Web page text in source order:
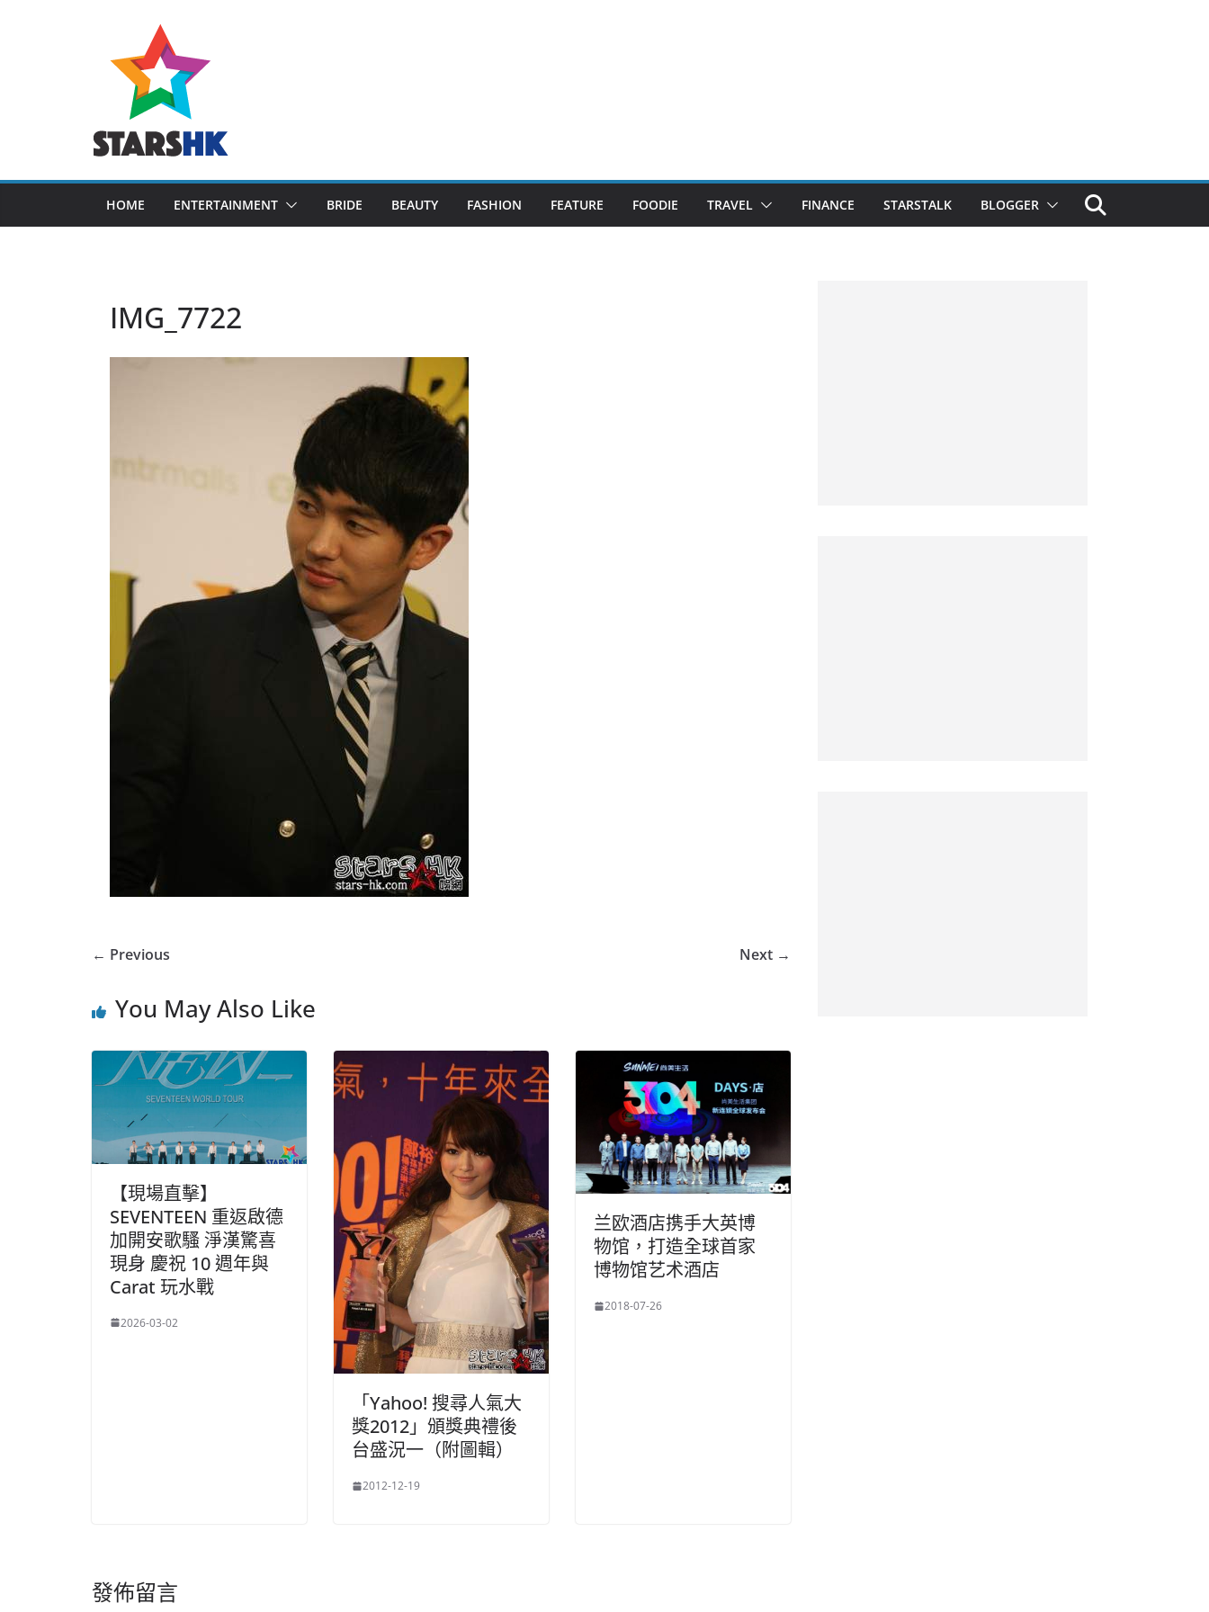
HOME ENTERTAINMENT BRIDE BEAUTY FASHION FEATURE FOODIE TRAVEL FINANCE STARSTALK BLOGGER
IMG_7722
← Previous Next →
You May Also Like
【現場直擊】
SEVENTEEN 重返啟德
加開安歌騷 淨漢驚喜
現身 慶祝 10 週年與
Carat 玩水戰
2026-03-02
「Yahoo! 搜尋人氣大
獎2012」頒獎典禮後
台盛況一（附圖輯）
2012-12-19
兰欧酒店携手大英博
物馆，打造全球首家
博物馆艺术酒店
2018-07-26
發佈留言